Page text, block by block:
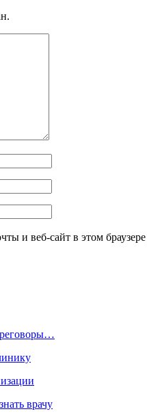
и веб-сайт в этом
врачу